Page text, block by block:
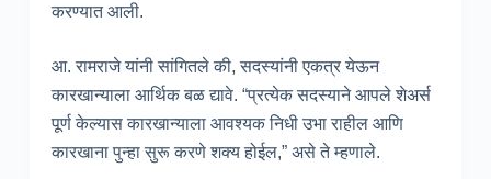
करण्यात आली.
आ. रामराजे यांनी सांगितले की, सदस्यांनी एकत्र येऊन
कारखान्याला आर्थिक बळ द्यावे. “प्रत्येक सदस्याने आपले शेअर्स
पूर्ण केल्यास कारखान्याला आवश्यक निधी उभा राहील आणि
कारखाना पुन्हा सुरू करणे शक्य होईल,” असे ते म्हणाले.